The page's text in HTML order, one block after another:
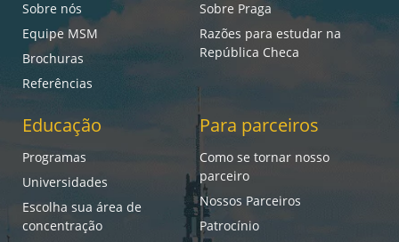
Sobre nós
Equipe MSM
Brochuras
Referências
Sobre Praga
Razões para estudar na
República Checa
Educação
Programas
Universidades
Escolha sua área de
concentração
Para parceiros
Como se tornar nosso
parceiro
Nossos Parceiros
Patrocínio